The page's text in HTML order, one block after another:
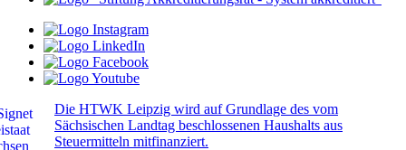
Die HTWK Leipzig wird auf Grundlage des vom
Sächsischen Landtag beschlossenen Haushalts aus
Steuermitteln mitfinanziert.